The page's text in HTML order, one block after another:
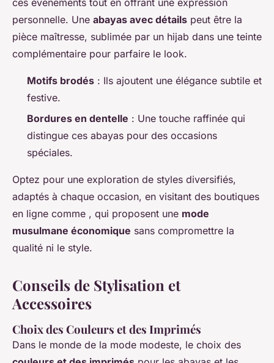
personnelle. Une abayas avec détails peut être la
pièce maîtresse, sublimée par un hijab dans une teinte
complémentaire pour parfaire le look.
Motifs brodés : Ils ajoutent une élégance subtile et
festive.
Bordures en dentelle : Une touche raffinée qui
distingue ces abayas pour des occasions
spéciales.
Optez pour une exploration de styles diversifiés,
adaptés à chaque occasion, en visitant des boutiques
en ligne comme , qui proposent une mode
musulmane économique sans compromettre la
qualité ni le style.
Conseils de Stylisation et
Accessoires
Choix des Couleurs et des Imprimés
Dans le monde de la mode modeste, le choix des